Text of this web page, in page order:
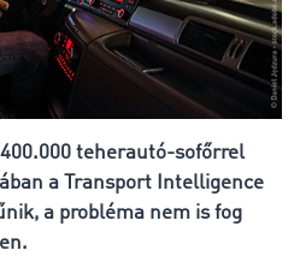
teherautó-sofőrrel
a Transport Intelligence
a probléma nem is fog